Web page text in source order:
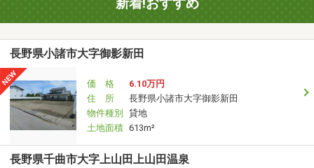
新着!おすすめ
長野県小諸市大字御影新田
価 格
6.10万円
住 所
長野県小諸市大字御影新田
物件種別
貸地
土地面積 613m²
長野県千曲市大字上山田上山田温泉